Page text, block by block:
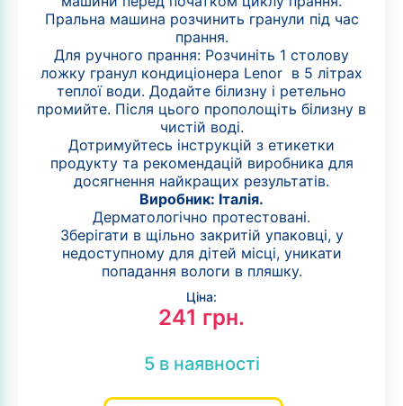
Пральна машина розчинить гранули під час
прання.
Для ручного прання: Розчиніть 1 столову
ложку гранул кондиціонера Lenor в 5 літрах
теплої води. Додайте білизну і ретельно
промийте. Після цього прополощіть білизну в
чистій воді.
Дотримуйтесь інструкцій з етикетки
продукту та рекомендацій виробника для
досягнення найкращих результатів.
Виробник: Італія.
Дерматологічно протестовані.
Зберігати в щільно закритій упаковці, у
недоступному для дітей місці, уникати
попадання вологи в пляшку.
Ціна:
241 грн.
5 в наявності